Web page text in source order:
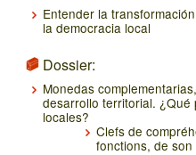
Entender la
la democracia local
Dossier:
Monedas
desarrollo territorial.
locales?
Clefs de
fonctions, de